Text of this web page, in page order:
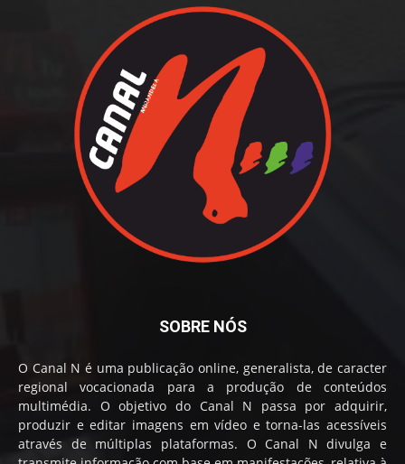
SOBRE NÓS
O Canal N é uma publicação online, generalista, de caracter
regional vocacionada para a produção de conteúdos
multimédia. O objetivo do Canal N passa por adquirir,
produzir e editar imagens em vídeo e torna-las acessíveis
através de múltiplas plataformas. O Canal N divulga e